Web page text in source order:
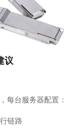
议
每台服务器配置：
链路